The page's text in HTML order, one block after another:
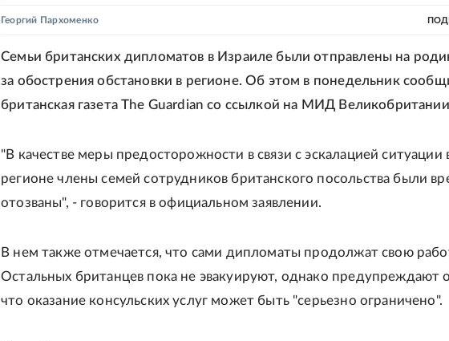
Георгий Пархоменко
Семьи британских дипломатов в Израиле были отправлены на
за обострения обстановки в регионе. Об этом в понедельник
британская газета The Guardian со ссылкой на МИД
"В качестве меры предосторожности в связи с эскалацией ситуации
регионе члены семей сотрудников британского посольства были
отозваны", - говорится в официальном заявлении.
В нем также отмечается, что сами дипломаты продолжат свою
Остальных британцев пока не эвакуируют, однако предупреждают
что оказание консульских услуг может быть "серьезно ограничено".